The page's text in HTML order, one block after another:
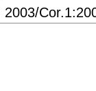
2003/